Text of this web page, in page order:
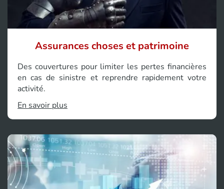
Assurances choses et patrimoine
Des couvertures pour limiter les pertes financières
en cas de sinistre et reprendre rapidement votre
activité.
En savoir plus